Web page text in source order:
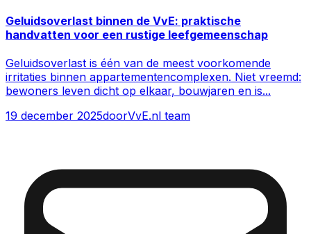
Geluidsoverlast binnen de VvE: praktische
handvatten voor een rustige leefgemeenschap
Geluidsoverlast is één van de meest voorkomende
irritaties binnen appartementencomplexen. Niet vreemd:
bewoners leven dicht op elkaar, bouwjaren en is...
19 december 2025doorVvE.nl team